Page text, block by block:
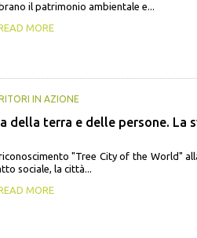
il patrimonio ambientale e...
MORE
IN AZIONE
della terra e delle persone. La
"Tree City of the World"
sociale, la città...
MORE